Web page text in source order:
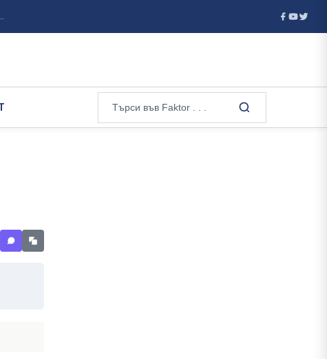
Хърватия отказа визи на руски гимнастички и гимнастици за